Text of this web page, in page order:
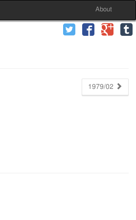
About
1979/02